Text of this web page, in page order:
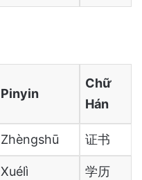
Pinyin
Chữ
Hán
Zhèngshū 证书
Xuélì 学历